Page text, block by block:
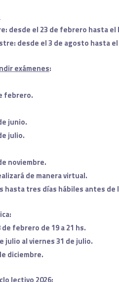
desde el 23 de febrero hasta el
desde el 3 de agosto hasta
exámenes:
febrero.
junio.
julio.
noviembre.
de manera virtual.
hasta tres días hábiles antes de
febrero de 19 a 21 hs.
julio al viernes 31 de julio.
diciembre.